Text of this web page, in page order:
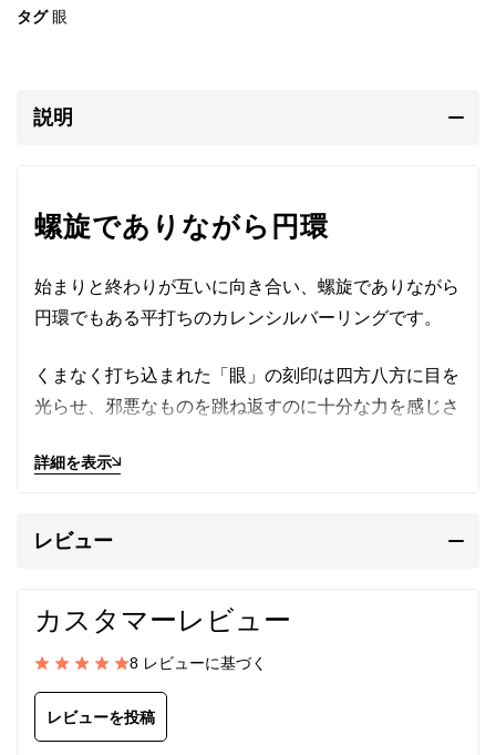
タグ 眼
説明
螺旋でありながら円環
始まりと終わりが互いに向き合い、螺旋でありながら
円環でもある平打ちのカレンシルバーリングです。
くまなく打ち込まれた「眼」の刻印は四方八方に目を
光らせ、邪悪なものを跳ね返すのに十分な力を感じさ
肌身離さず着けていたいリングです。
カレン族の手仕事によるシルバ
カレンシルバー
よって、伝統的手法で丹念に作られます。
詳細を表示
レビュー
カスタマーレビュー
8 レビューに基づく
レビューを投稿